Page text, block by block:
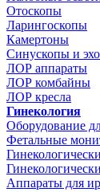
Отоскопы
Ларингоскопы
Камертоны
Синускопы и
ЛОР аппараты
ЛОР комбайны
ЛОР кресла
Гинекология
Оборудование
Фетальные
Аппараты для